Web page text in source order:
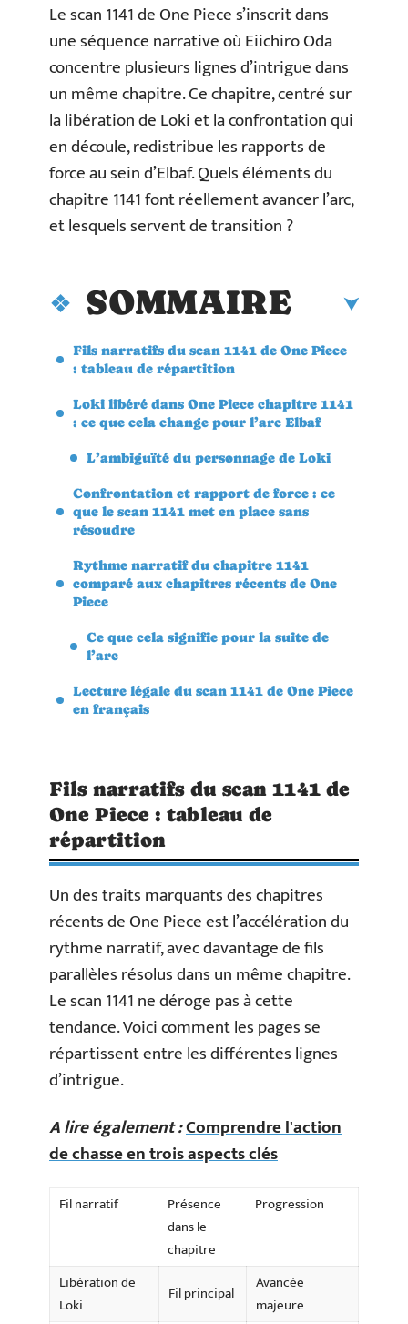
Le scan 1141 de One Piece s’inscrit dans
une séquence narrative où Eiichiro Oda
concentre plusieurs lignes d’intrigue dans
un même chapitre. Ce chapitre, centré sur
la libération de Loki et la confrontation qui
en découle, redistribue les rapports de
force au sein d’Elbaf. Quels éléments du
chapitre 1141 font réellement avancer l’arc,
et lesquels servent de transition ?
SOMMAIRE
Fils narratifs du scan 1141 de One Piece
: tableau de répartition
Loki libéré dans One Piece chapitre 1141
: ce que cela change pour l’arc Elbaf
L’ambiguïté du personnage de Loki
Confrontation et rapport de force : ce
que le scan 1141 met en place sans
résoudre
Rythme narratif du chapitre 1141
comparé aux chapitres récents de One
Piece
Ce que cela signifie pour la suite de
l’arc
Lecture légale du scan 1141 de One Piece
en français
Fils narratifs du scan 1141 de
One Piece : tableau de
répartition
Un des traits marquants des chapitres
récents de One Piece est l’accélération du
rythme narratif, avec davantage de fils
parallèles résolus dans un même chapitre.
Le scan 1141 ne déroge pas à cette
tendance. Voici comment les pages se
répartissent entre les différentes lignes
d’intrigue.
A lire également :Comprendre l'action
de chasse en trois aspects clés
Fil narratif
Présence
dans le
chapitre
Progression
Libération de
Loki
Fil principal
Avancée
majeure